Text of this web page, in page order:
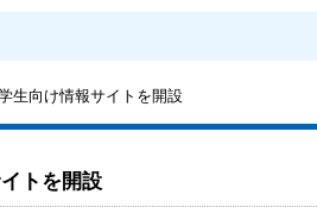
生向け情報サイトを開設
トを開設